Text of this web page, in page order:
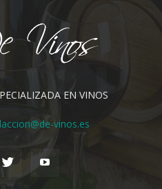
EN VINOS
vinos.es